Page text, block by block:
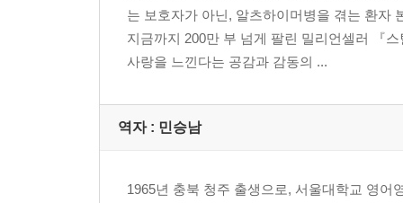
는 보호자가 아닌, 알츠하이머병을 겪는 환자
지금까지 200만 부 넘게 팔린 밀리언셀러 『
사랑을 느낀다는 공감과 감동의 ...
역자 : 민승남
1965년 충북 청주 출생으로, 서울대학교 영